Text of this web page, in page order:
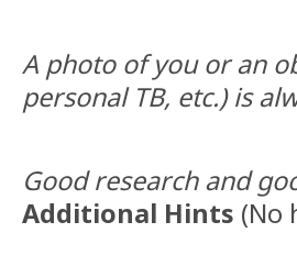
A photo of you or an
personal TB, etc.) is
Good research and
Additional Hints (No